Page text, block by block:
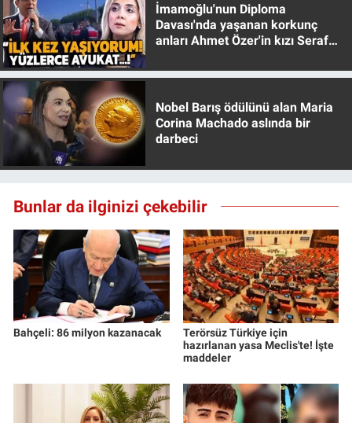
İmamoğlu'nun Diploma
Davası'nda yaşanan korkunç
anları Ahmet Özer'in kızı Seraf
Nobel Barış ödülünü alan Maria
Corina Machado aslında bir
darbeci
Bunlar da ilginizi çekebilir
Bahçeli: 86 milyon kazanacak
Terörsüz Türkiye için
hazırlanan yasa Meclis'te! İşte
maddeler